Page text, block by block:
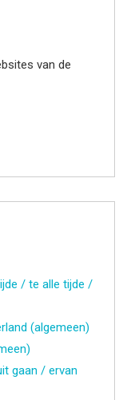
van de
/ te alle tijde /
(algemeen)
gaan / ervan